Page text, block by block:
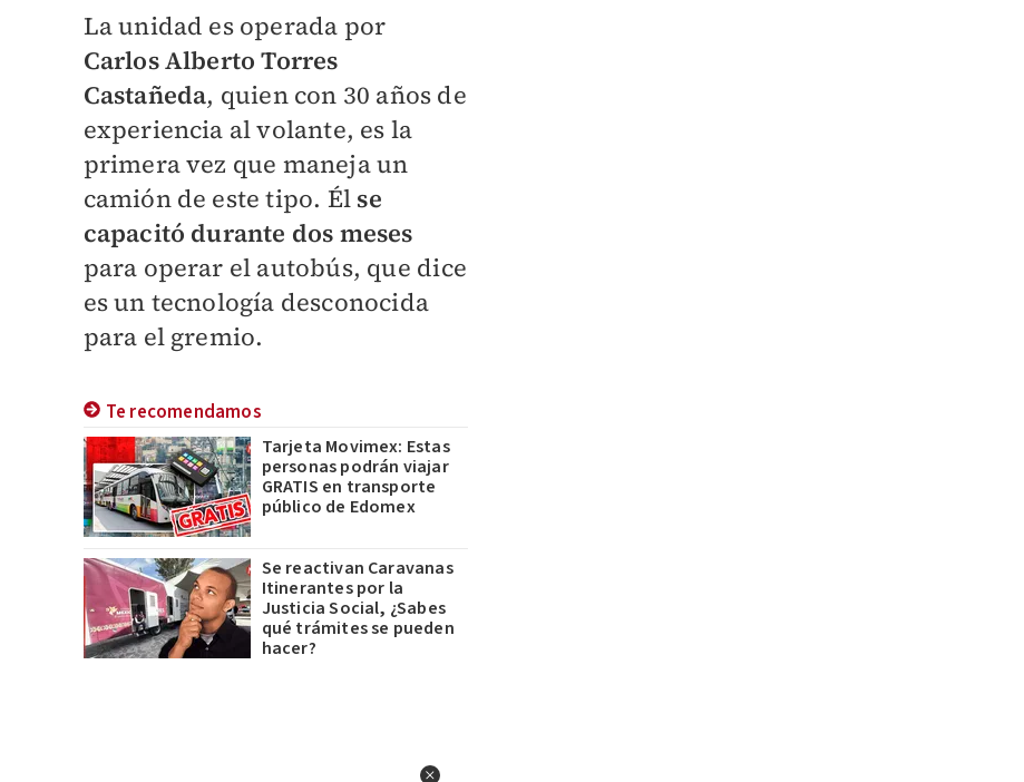
La unidad es operada por
Carlos Alberto Torres
Castañeda, quien con 30 años de
experiencia al volante, es la
primera vez que maneja un
camión de este tipo. Él se
capacitó durante dos meses
para operar el autobús, que dice
es un tecnología desconocida
para el gremio.
Te recomendamos
Tarjeta Movimex: Estas
personas podrán viajar
GRATIS en transporte
público de Edomex
Se reactivan Caravanas
Itinerantes por la
Justicia Social, ¿Sabes
qué trámites se pueden
hacer?